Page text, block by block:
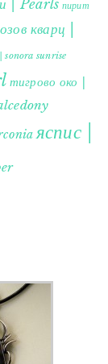
| Pearls пирит |
кварц |
sonora sunrise
тигрово око |
яспис |